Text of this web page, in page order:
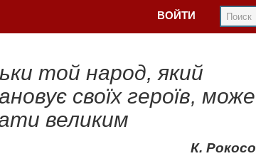
ВОЙТИ
той народ, який
своїх героїв, може
великим
К.